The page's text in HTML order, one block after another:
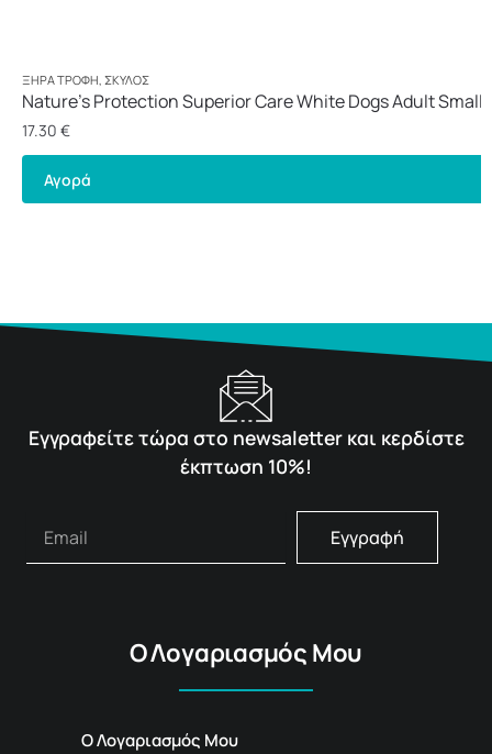
ΞΗΡΆ ΤΡΟΦΉ, ΣΚΎΛΟΣ
Nature’s Protection Superior Care White Dogs Adult Small
1,5kg
17.30 €
Αγορά
Εγγραφείτε τώρα στο newsaletter και κερδίστε
έκπτωση 10%!
Εγγραφή
Ο Λογαριασμός Μου
Ο Λογαριασμός Μου